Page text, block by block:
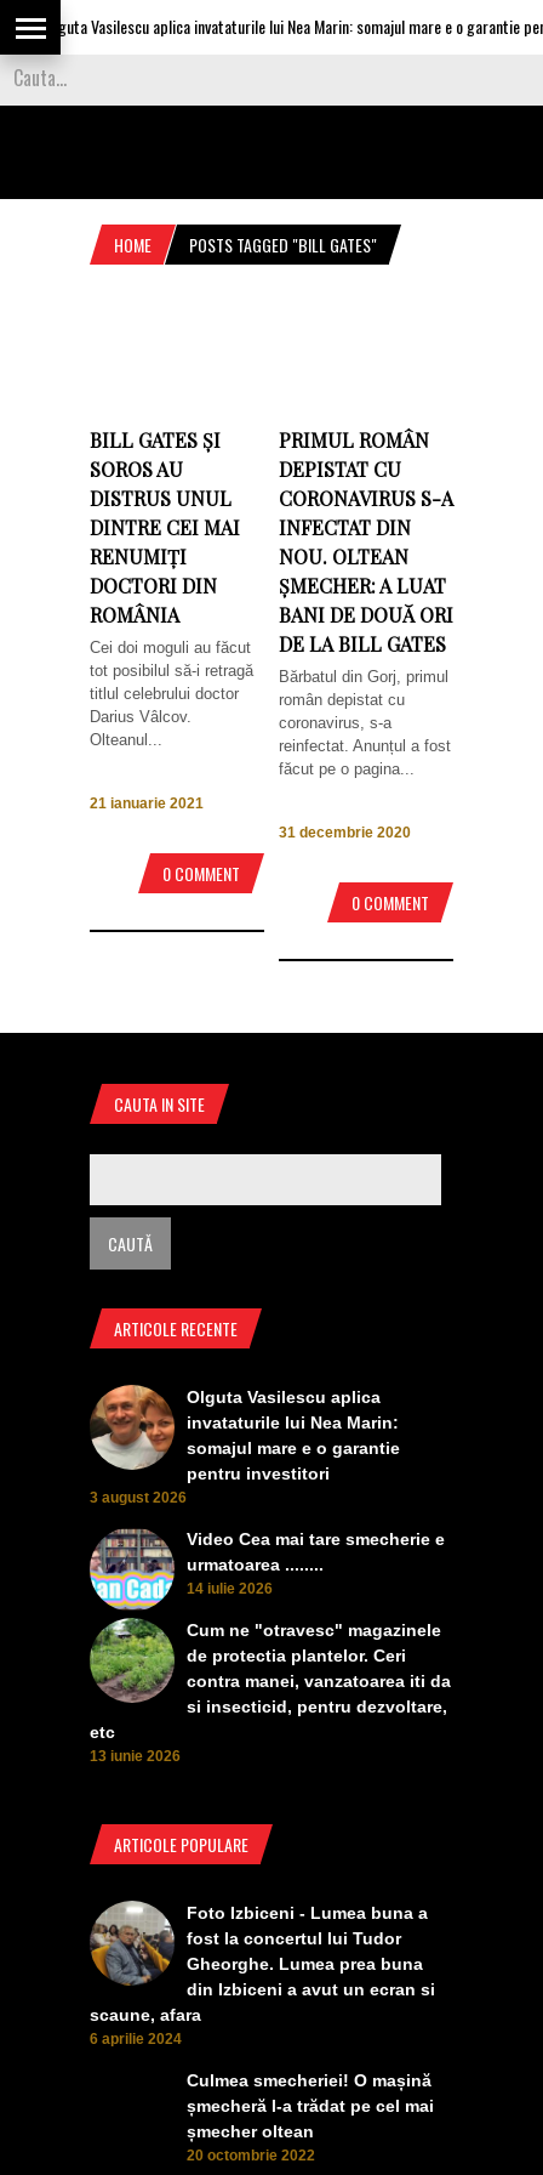
Olguta Vasilescu aplica invataturile lui Nea Marin: somajul mare e o garantie
HOME POSTS TAGGED "BILL GATES"
BILL GATES ȘI
SOROS AU
DISTRUS UNUL
DINTRE CEI MAI
RENUMIȚI
DOCTORI DIN
ROMÂNIA
Cei doi moguli au făcut
tot posibilul să-i retragă
titlul celebrului doctor
Darius Vâlcov.
Olteanul...
21 ianuarie 2021
0 COMMENT
PRIMUL ROMÂN
DEPISTAT CU
CORONAVIRUS S-A
INFECTAT DIN
NOU. OLTEAN
ȘMECHER: A LUAT
BANI DE DOUĂ ORI
DE LA BILL GATES
Bărbatul din Gorj, primul
român depistat cu
coronavirus, s-a
reinfectat. Anunțul a fost
făcut pe o pagina...
31 decembrie 2020
0 COMMENT
CAUTA IN SITE
ARTICOLE RECENTE
Olguta Vasilescu aplica
invataturile lui Nea Marin:
somajul mare e o garantie
pentru investitori
3 august 2026
Video Cea mai tare smecherie e
urmatoarea ........
14 iulie 2026
Cum ne "otravesc" magazinele
de protectia plantelor. Ceri
contra manei, vanzatoarea iti da
si insecticid, pentru dezvoltare,
etc
13 iunie 2026
ARTICOLE POPULARE
Foto Izbiceni - Lumea buna a
fost la concertul lui Tudor
Gheorghe. Lumea prea buna
din Izbiceni a avut un ecran si
scaune, afara
6 aprilie 2024
Culmea smecheriei! O mașină
șmecheră l-a trădat pe cel mai
șmecher oltean
20 octombrie 2022